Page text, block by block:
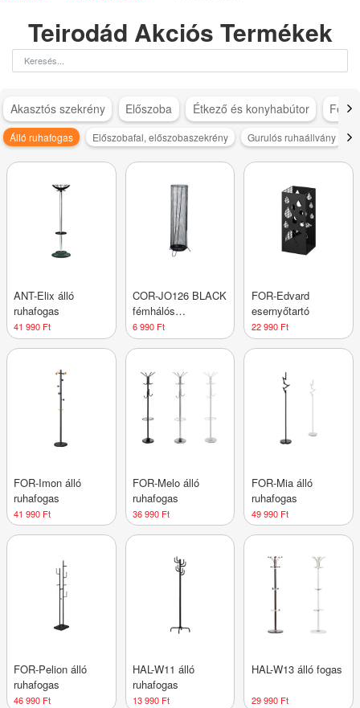
Teirodád Akciós Termékek
Akasztós szekrény Előszoba Étkező és konyhabútor
Álló ruhafogas Előszobafal, előszobaszekrény Gurulós ruhaállvány
ANT-Elix álló
ruhafogas
41 990 Ft
COR-JO126 BLACK
fémhálós
esernyőtartó
6 990 Ft
FOR-Edvard
esernyőtartó
22 990 Ft
FOR-Imon álló
ruhafogas
41 990 Ft
FOR-Melo álló
ruhafogas
36 990 Ft
FOR-Mia álló
ruhafogas
49 990 Ft
FOR-Pelion álló
ruhafogas
46 990 Ft
HAL-W11 álló
ruhafogas
13 990 Ft
HAL-W13 álló fogas
29 990 Ft